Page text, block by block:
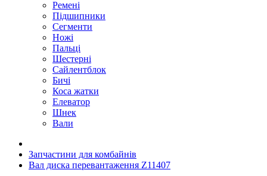
Ремені
Підшипники
Сегменти
Ножі
Пальці
Шестерні
Сайлентблок
Бичі
Коса жатки
Елеватор
Шнек
Вали
Запчастини для комбайнів
Вал диска перевантаження Z11407